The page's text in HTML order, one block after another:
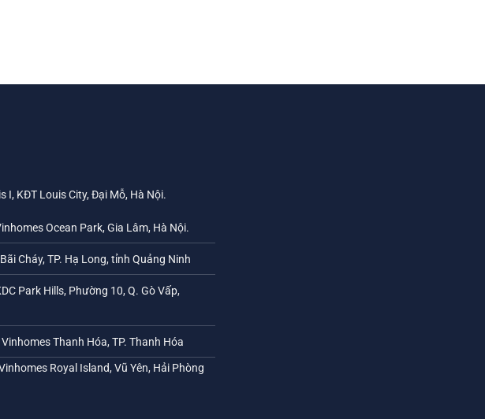
I, KĐT Louis City, Đại Mỗ, Hà Nội.
Ocean Park, Gia Lâm, Hà Nội.
Cháy, TP. Hạ Long, tỉnh Quảng Ninh
Park Hills, Phường 10, Q. Gò Vấp,
Thanh Hóa, TP. Thanh Hóa
Royal Island, Vũ Yên, Hải Phòng